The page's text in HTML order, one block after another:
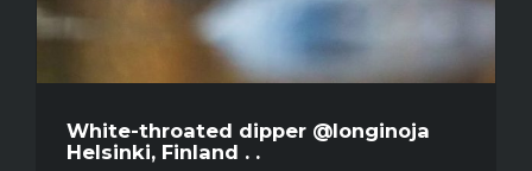
White-throated dipper @longinoja
Helsinki, Finland . .